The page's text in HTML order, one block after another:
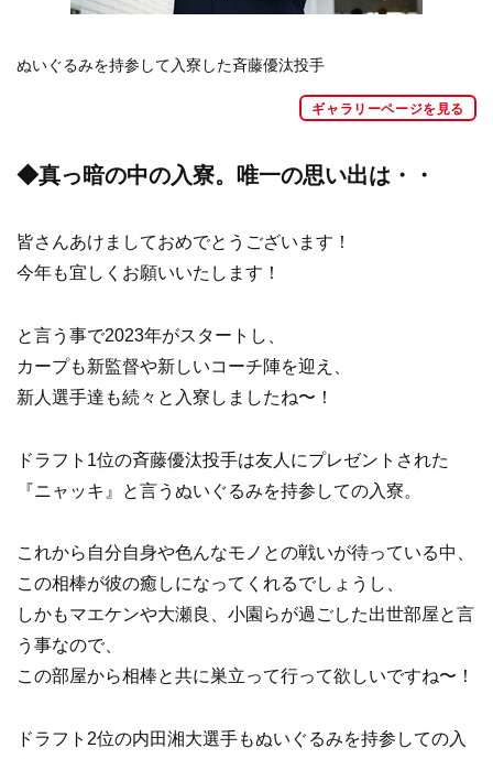
ぬいぐるみを持参して入寮した斉藤優汰投手
ギャラリーページを見る
◆真っ暗の中の入寮。唯一の思い出は・・
皆さんあけましておめでとうございます！
今年も宜しくお願いいたします！
と言う事で2023年がスタートし、
カープも新監督や新しいコーチ陣を迎え、
新人選手達も続々と入寮しましたね〜！
ドラフト1位の斉藤優汰投手は友人にプレゼントされた
『ニャッキ』と言うぬいぐるみを持参しての入寮。
これから自分自身や色んなモノとの戦いが待っている中、
この相棒が彼の癒しになってくれるでしょうし、
しかもマエケンや大瀬良、小園らが過ごした出世部屋と言
う事なので、
この部屋から相棒と共に巣立って行って欲しいですね〜！
ドラフト2位の内田湘大選手もぬいぐるみを持参しての入